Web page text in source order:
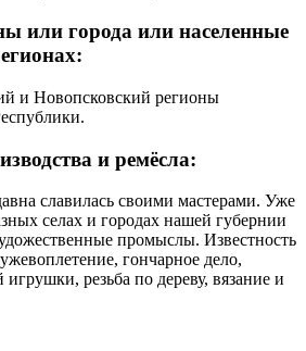
или города или населенные
и Новопсковский регионы
и ремёсла:
славилась своими мастерами. Уже
селах и городах нашей губернии
промыслы. Известность
гончарное дело,
резьба по дереву, вязание и